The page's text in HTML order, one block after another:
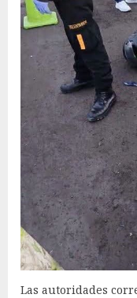
Las autoridades